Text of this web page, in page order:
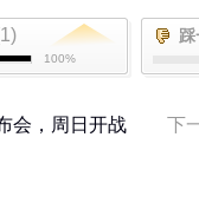
100%
下
会，周日开战